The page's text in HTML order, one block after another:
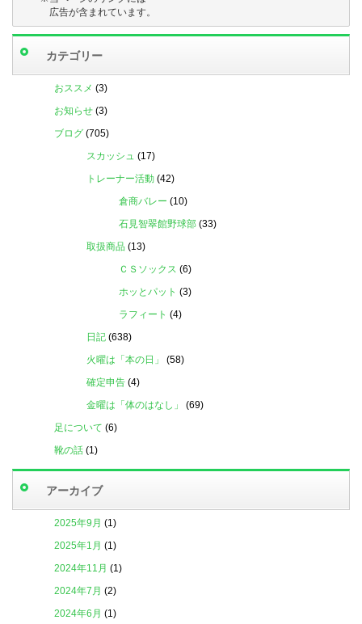
広告が含まれています。
カテゴリー
おススメ (3)
お知らせ (3)
ブログ (705)
スカッシュ (17)
トレーナー活動 (42)
倉商バレー (10)
石見智翠館野球部 (33)
取扱商品 (13)
ＣＳソックス (6)
ホッとパット (3)
ラフィート (4)
日記 (638)
火曜は「本の日」
(58)
確定申告 (4)
金曜は「体のはなし」
(69)
足について (6)
靴の話 (1)
アーカイブ
2025年9月 (1)
2025年1月 (1)
2024年11月 (1)
2024年7月 (2)
2024年6月 (1)